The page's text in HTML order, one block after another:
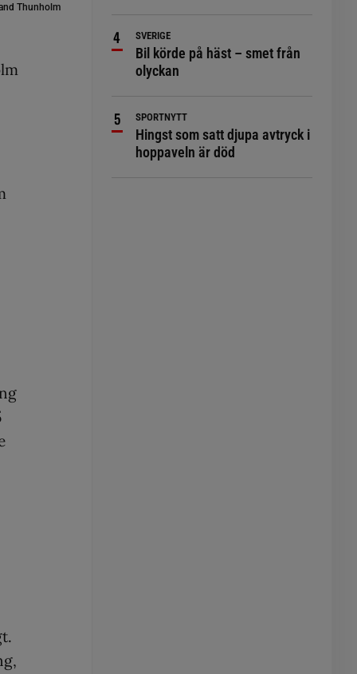
Thunholm
SVERIGE
Bil körde på häst – smet från
olyckan
SPORTNYTT
Hingst som satt djupa avtryck i
hoppaveln är död